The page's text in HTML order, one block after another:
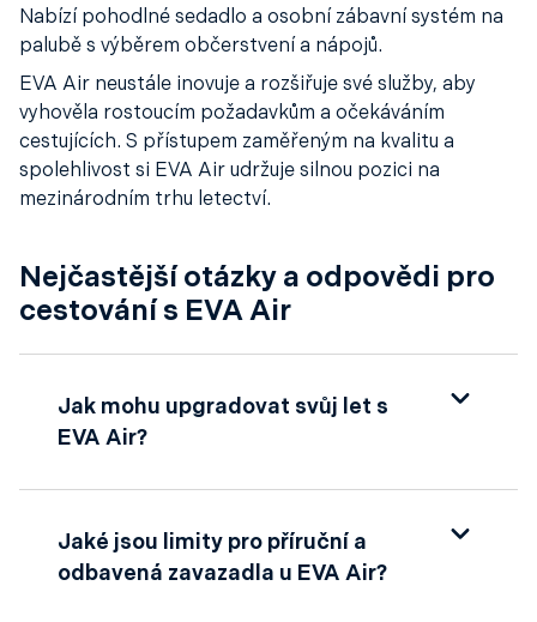
Nabízí pohodlné sedadlo a osobní zábavní systém na
palubě s výběrem občerstvení a nápojů.
EVA Air neustále inovuje a rozšiřuje své služby, aby
vyhověla rostoucím požadavkům a očekáváním
cestujících. S přístupem zaměřeným na kvalitu a
spolehlivost si EVA Air udržuje silnou pozici na
mezinárodním trhu letectví.
Nejčastější otázky a odpovědi pro
cestování s EVA Air
Jak mohu upgradovat svůj let s
EVA Air?
svého letu online přes webové stránky
společnosti, kde je možné přejít na vyšší třídu
Jaké jsou limity pro příruční a
odbavená zavazadla u EVA Air?